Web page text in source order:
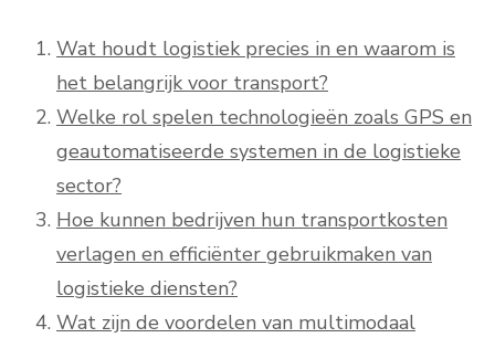
Wat houdt logistiek precies in en waarom is
het belangrijk voor transport?
Welke rol spelen technologieën zoals GPS en
geautomatiseerde systemen in de logistieke
sector?
Hoe kunnen bedrijven hun transportkosten
verlagen en efficiënter gebruikmaken van
logistieke diensten?
Wat zijn de voordelen van multimodaal